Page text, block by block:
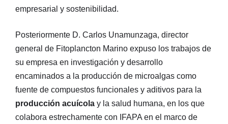
empresarial y sostenibilidad.
Posteriormente D. Carlos Unamunzaga, director
general de Fitoplancton Marino expuso los trabajos de
su empresa en investigación y desarrollo
encaminados a la producción de microalgas como
fuente de compuestos funcionales y aditivos para la
producción acuícola y la salud humana, en los que
colabora estrechamente con IFAPA en el marco de